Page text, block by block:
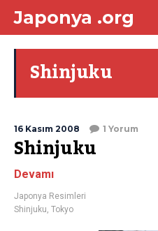
Japonya .org
Shinjuku
16 Kasım 2008 1 Yorum
Shinjuku
Devamı
Japonya Resimleri
Shinjuku, Tokyo